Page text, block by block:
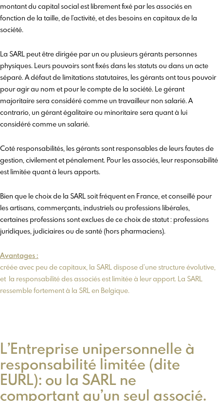
montant du capital social est librement fixé par les associés en
fonction de la taille, de l’activité, et des besoins en capitaux de la
société.
La SARL peut être dirigée par un ou plusieurs gérants personnes
physiques. Leurs pouvoirs sont fixés dans les statuts ou dans un acte
séparé. A défaut de limitations statutaires, les gérants ont tous pouvoir
pour agir au nom et pour le compte de la société. Le gérant
majoritaire sera considéré comme un travailleur non salarié. A
contrario, un gérant égalitaire ou minoritaire sera quant à lui
considéré comme un salarié.
Coté responsabilités, les gérants sont responsables de leurs fautes de
gestion, civilement et pénalement. Pour les associés, leur responsabilité
est limitée quant à leurs apports.
Bien que le choix de la SARL soit fréquent en France, et conseillé pour
les artisans, commerçants, industriels ou professions libérales,
certaines professions sont exclues de ce choix de statut : professions
juridiques, judiciaires ou de santé (hors pharmaciens).
Avantages :
créée avec peu de capitaux, la SARL dispose d’une structure évolutive,
et la responsabilité des associés est limitée à leur apport. La SARL
ressemble fortement à la SRL en Belgique.
L’Entreprise unipersonnelle à
responsabilité limitée (dite
EURL): ou la SARL ne
comportant qu’un seul associé.